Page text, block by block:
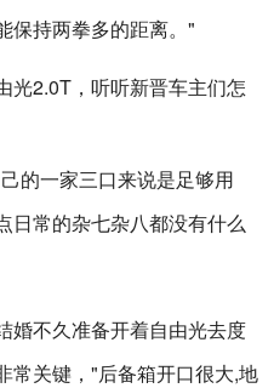
保持两拳多的距离。"
的一家三口来说是足够用
日常的杂七杂八都没有什么
婚不久准备开着自由光去度
常关键，"后备箱开口很大,地